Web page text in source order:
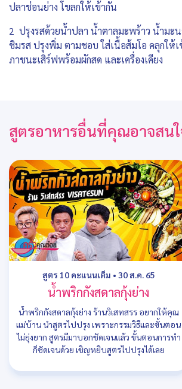
ปลาช่อนย่าง โขลกให้เข้ากัน
2 ปรุงรสด้วยน้ำปลา น้ำตาลมะพร้าว น้ำมะน
ชิมรส ปรุงพิ่ม ตามชอบ ใส่เนื้อส้มโอ คลุกให้
ภาชนะเสิร์ฟพร้อมผักสด และเครื่องเคียง
สูตรอาหารอื่นที่คุณอาจสน
สูตร 10 คะแนนเต็ม • 30 ส.ค. 65
น้ำพริกกังสดาลกุ้งย่าง
น้ำพริกกังสดาลกุ้งย่าง ร้านวิเสทสรร อยากให้คุณ
แม่บ้าน นำสูตรไปปรุง เพราะกรรมวิธีและขั้นตอน
ไม่ยุ่งยาก สูตรมีมาบอกชัดเจนแล้ว ขั้นตอนการทำ
ก็ชัดเจนด้วย เชิญหยิบสูตรไปปรุงได้เลย